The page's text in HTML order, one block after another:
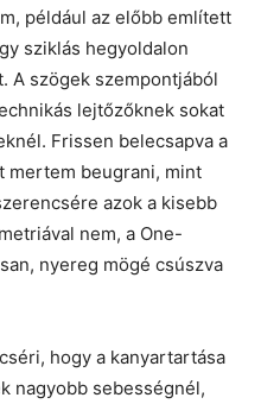
például az előbb említett
sziklás hegyoldalon
A szögek szempontjából
lejtőzőknek sokat
Frissen belecsapva a
mertem beugrani, mint
azok a kisebb
nem, a One-
nyereg mögé csúszva
hogy a kanyartartása
nagyobb sebességnél,